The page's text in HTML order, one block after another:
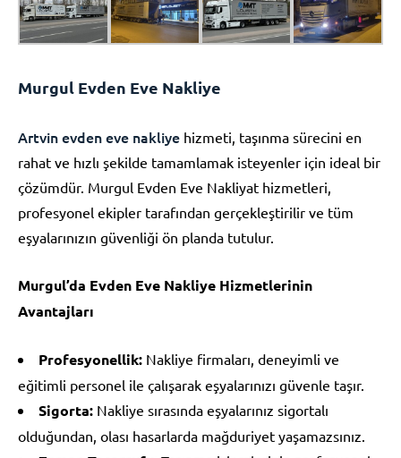
Murgul Evden Eve Nakliye
Artvin evden eve nakliye hizmeti, taşınma sürecini en
rahat ve hızlı şekilde tamamlamak isteyenler için ideal bir
çözümdür. Murgul Evden Eve Nakliyat hizmetleri,
profesyonel ekipler tarafından gerçekleştirilir ve tüm
eşyalarınızın güvenliği ön planda tutulur.
Murgul’da Evden Eve Nakliye Hizmetlerinin
Avantajları
Profesyonellik: Nakliye firmaları, deneyimli ve
eğitimli personel ile çalışarak eşyalarınızı güvenle taşır.
Sigorta: Nakliye sırasında eşyalarınız sigortalı
olduğundan, olası hasarlarda mağduriyet yaşamazsınız.